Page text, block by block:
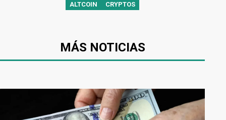
ALTCOIN
CRYPTOS
MÁS NOTICIAS